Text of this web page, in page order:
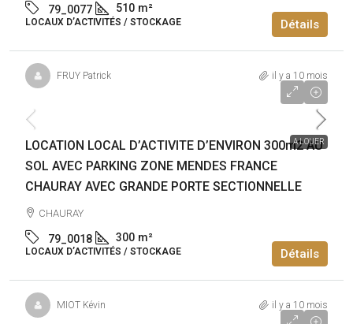
79_0077 510 m²
LOCAUX D’ACTIVITÉS / STOCKAGE Détails
FRUY Patrick il y a 10 mois
A LOUER
LOCATION LOCAL D’ACTIVITE D’ENVIRON 300m2 AU
SOL AVEC PARKING ZONE MENDES FRANCE
CHAURAY AVEC GRANDE PORTE SECTIONNELLE
CHAURAY
79_0018 300 m²
LOCAUX D’ACTIVITÉS / STOCKAGE Détails
MIOT Kévin il y a 10 mois